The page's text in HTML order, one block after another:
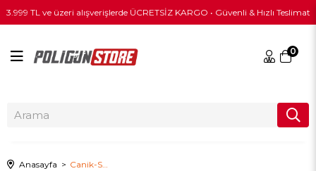
3.999 TL ve üzeri alışverişlerde ÜCRETSİZ KARGO • Güvenli & Hızlı Teslimat
0
Anasayfa